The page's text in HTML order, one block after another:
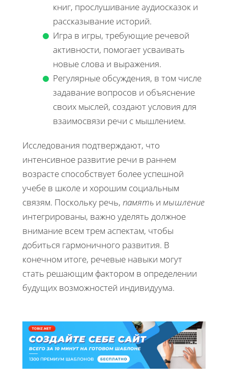
книг, прослушивание аудиосказок и
рассказывание историй.
Игра в игры, требующие речевой
активности, помогает усваивать
новые слова и выражения.
Регулярные обсуждения, в том числе
задавание вопросов и объяснение
своих мыслей, создают условия для
взаимосвязи речи с мышлением.
Исследования подтверждают, что
интенсивное развитие речи в раннем
возрасте способствует более успешной
учебе в школе и хорошим социальным
связям. Поскольку речь, память и мышление
интегрированы, важно уделять должное
внимание всем трем аспектам, чтобы
добиться гармоничного развития. В
конечном итоге, речевые навыки могут
стать решающим фактором в определении
будущих возможностей индивидуума.